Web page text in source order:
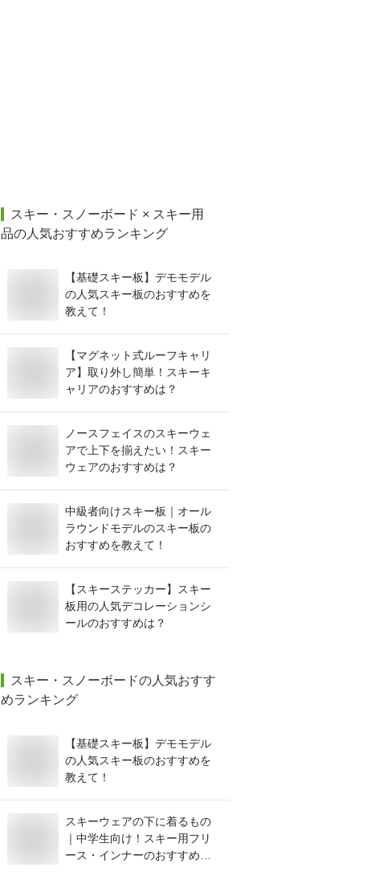
スキー・スノーボード × スキー用
品の人気おすすめランキング
【基礎スキー板】デモモデル
の人気スキー板のおすすめを
教えて！
【マグネット式ルーフキャリ
ア】取り外し簡単！スキーキ
ャリアのおすすめは？
ノースフェイスのスキーウェ
アで上下を揃えたい！スキー
ウェアのおすすめは？
中級者向けスキー板｜オール
ラウンドモデルのスキー板の
おすすめを教えて！
【スキーステッカー】スキー
板用の人気デコレーションシ
ールのおすすめは？
スキー・スノーボードの人気おすす
めランキング
【基礎スキー板】デモモデル
の人気スキー板のおすすめを
教えて！
スキーウェアの下に着るもの
｜中学生向け！スキー用フリ
ース・インナーのおすすめ